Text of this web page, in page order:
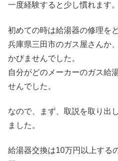
一度経験すると少し慣れます。
初めての時は給湯器の修理を
兵庫県三田市のガス屋さんか
かびませんでした。
自分がどのメーカーのガス給
せんでした。
なので、まず、取説を取り出
ました。
給湯器交換は10万円以上する